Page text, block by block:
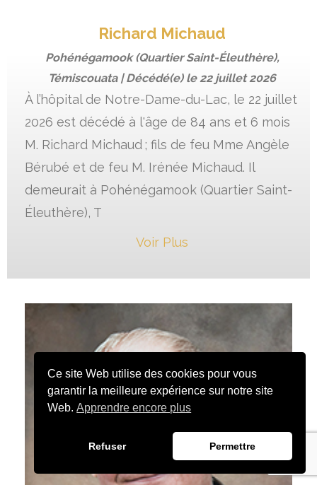
Richard Michaud
Pohénégamook (Quartier Saint-Éleuthère),
Témiscouata | Décédé(e) le 22 juillet 2026
À l’hôpital de Notre-Dame-du-Lac, le 22 juillet
2026 est décédé à l'âge de 84 ans et 6 mois
M. Richard Michaud ; fils de feu Mme Angèle
Bérubé et de feu M. Irénée Michaud. Il
demeurait à Pohénégamook (Quartier Saint-
Éleuthère), T
Voir Plus
Ce site Web utilise des cookies pour vous
garantir la meilleure expérience sur notre site
Web.Apprendre encore plus
Refuser Permettre